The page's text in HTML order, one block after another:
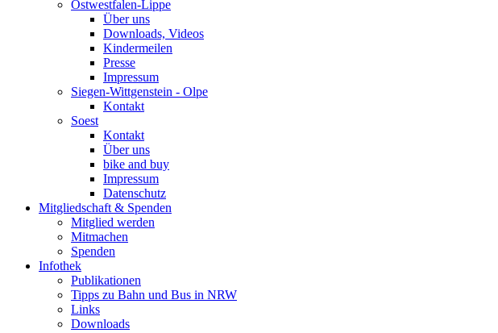
Ostwestfalen-Lippe
Über uns
Downloads, Videos
Kindermeilen
Presse
Impressum
Siegen-Wittgenstein - Olpe
Kontakt
Soest
Kontakt
Über uns
bike and buy
Impressum
Datenschutz
Mitgliedschaft & Spenden
Mitglied werden
Mitmachen
Spenden
Infothek
Publikationen
Tipps zu Bahn und Bus in NRW
Links
Downloads